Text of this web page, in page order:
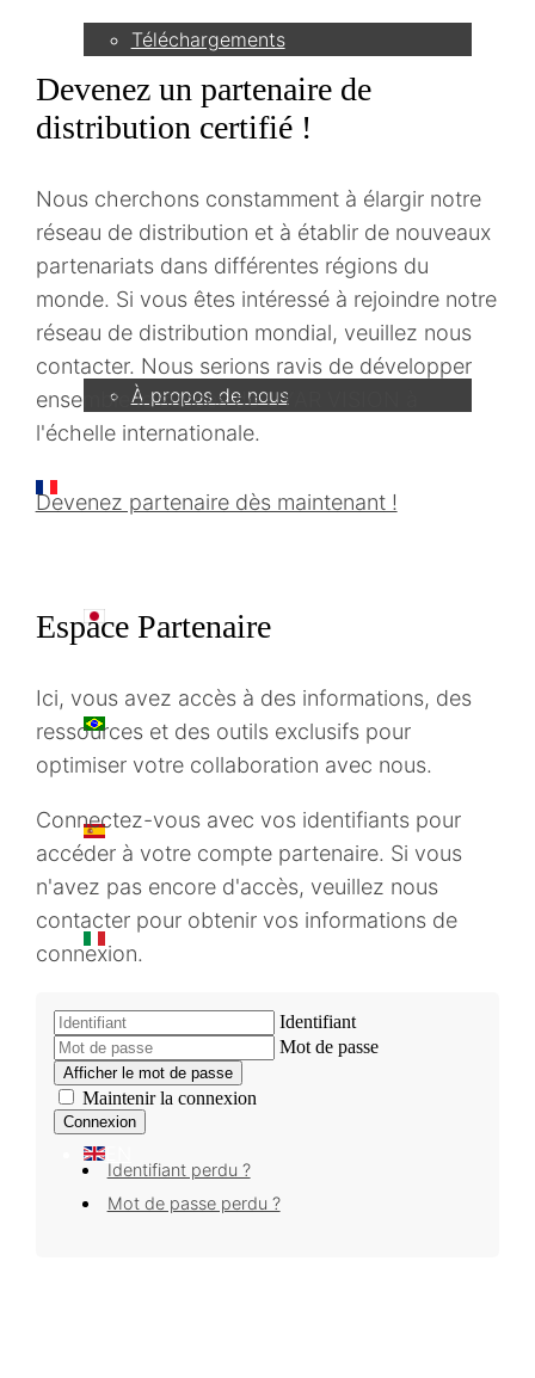
Téléchargements
Partenaire
Entreprise
À propos de nous
FR
日本語
PT
ES
IT
DE
EN
Devenez un partenaire de
distribution certifié !
Nous cherchons constamment à élargir notre
réseau de distribution et à établir de nouveaux
partenariats dans différentes régions du
monde. Si vous êtes intéressé à rejoindre notre
réseau de distribution mondial, veuillez nous
contacter. Nous serions ravis de développer
ensemble le succès de UYAR VISION à
l'échelle internationale.
Devenez partenaire dès maintenant !
Espace Partenaire
Ici, vous avez accès à des informations, des
ressources et des outils exclusifs pour
optimiser votre collaboration avec nous.
Connectez-vous avec vos identifiants pour
accéder à votre compte partenaire. Si vous
n'avez pas encore d'accès, veuillez nous
contacter pour obtenir vos informations de
connexion.
Identifiant
Mot de passe
Afficher le mot de passe
Maintenir la connexion
Connexion
Identifiant perdu ?
Mot de passe perdu ?